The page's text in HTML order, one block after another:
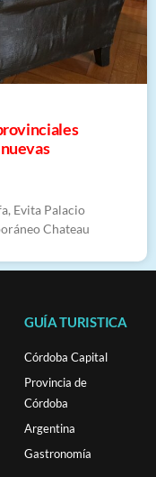
Evita Palacio
Chateau
GUÍA TURISTICA
Córdoba Capital
Provincia de
Córdoba
Argentina
Gastronomía